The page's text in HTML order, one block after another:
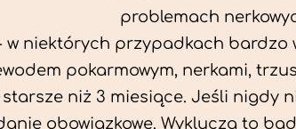
problemach
w niektórych przypadkach bardzo
pokarmowym, nerkami,
niż 3 miesiące. Jeśli nigdy
obowiązkowe. Wyklucza to